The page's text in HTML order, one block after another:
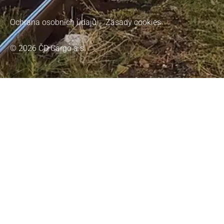
© 2026 ČD Cargo a.s.
Ochrana osobních údajů Zásady cookies